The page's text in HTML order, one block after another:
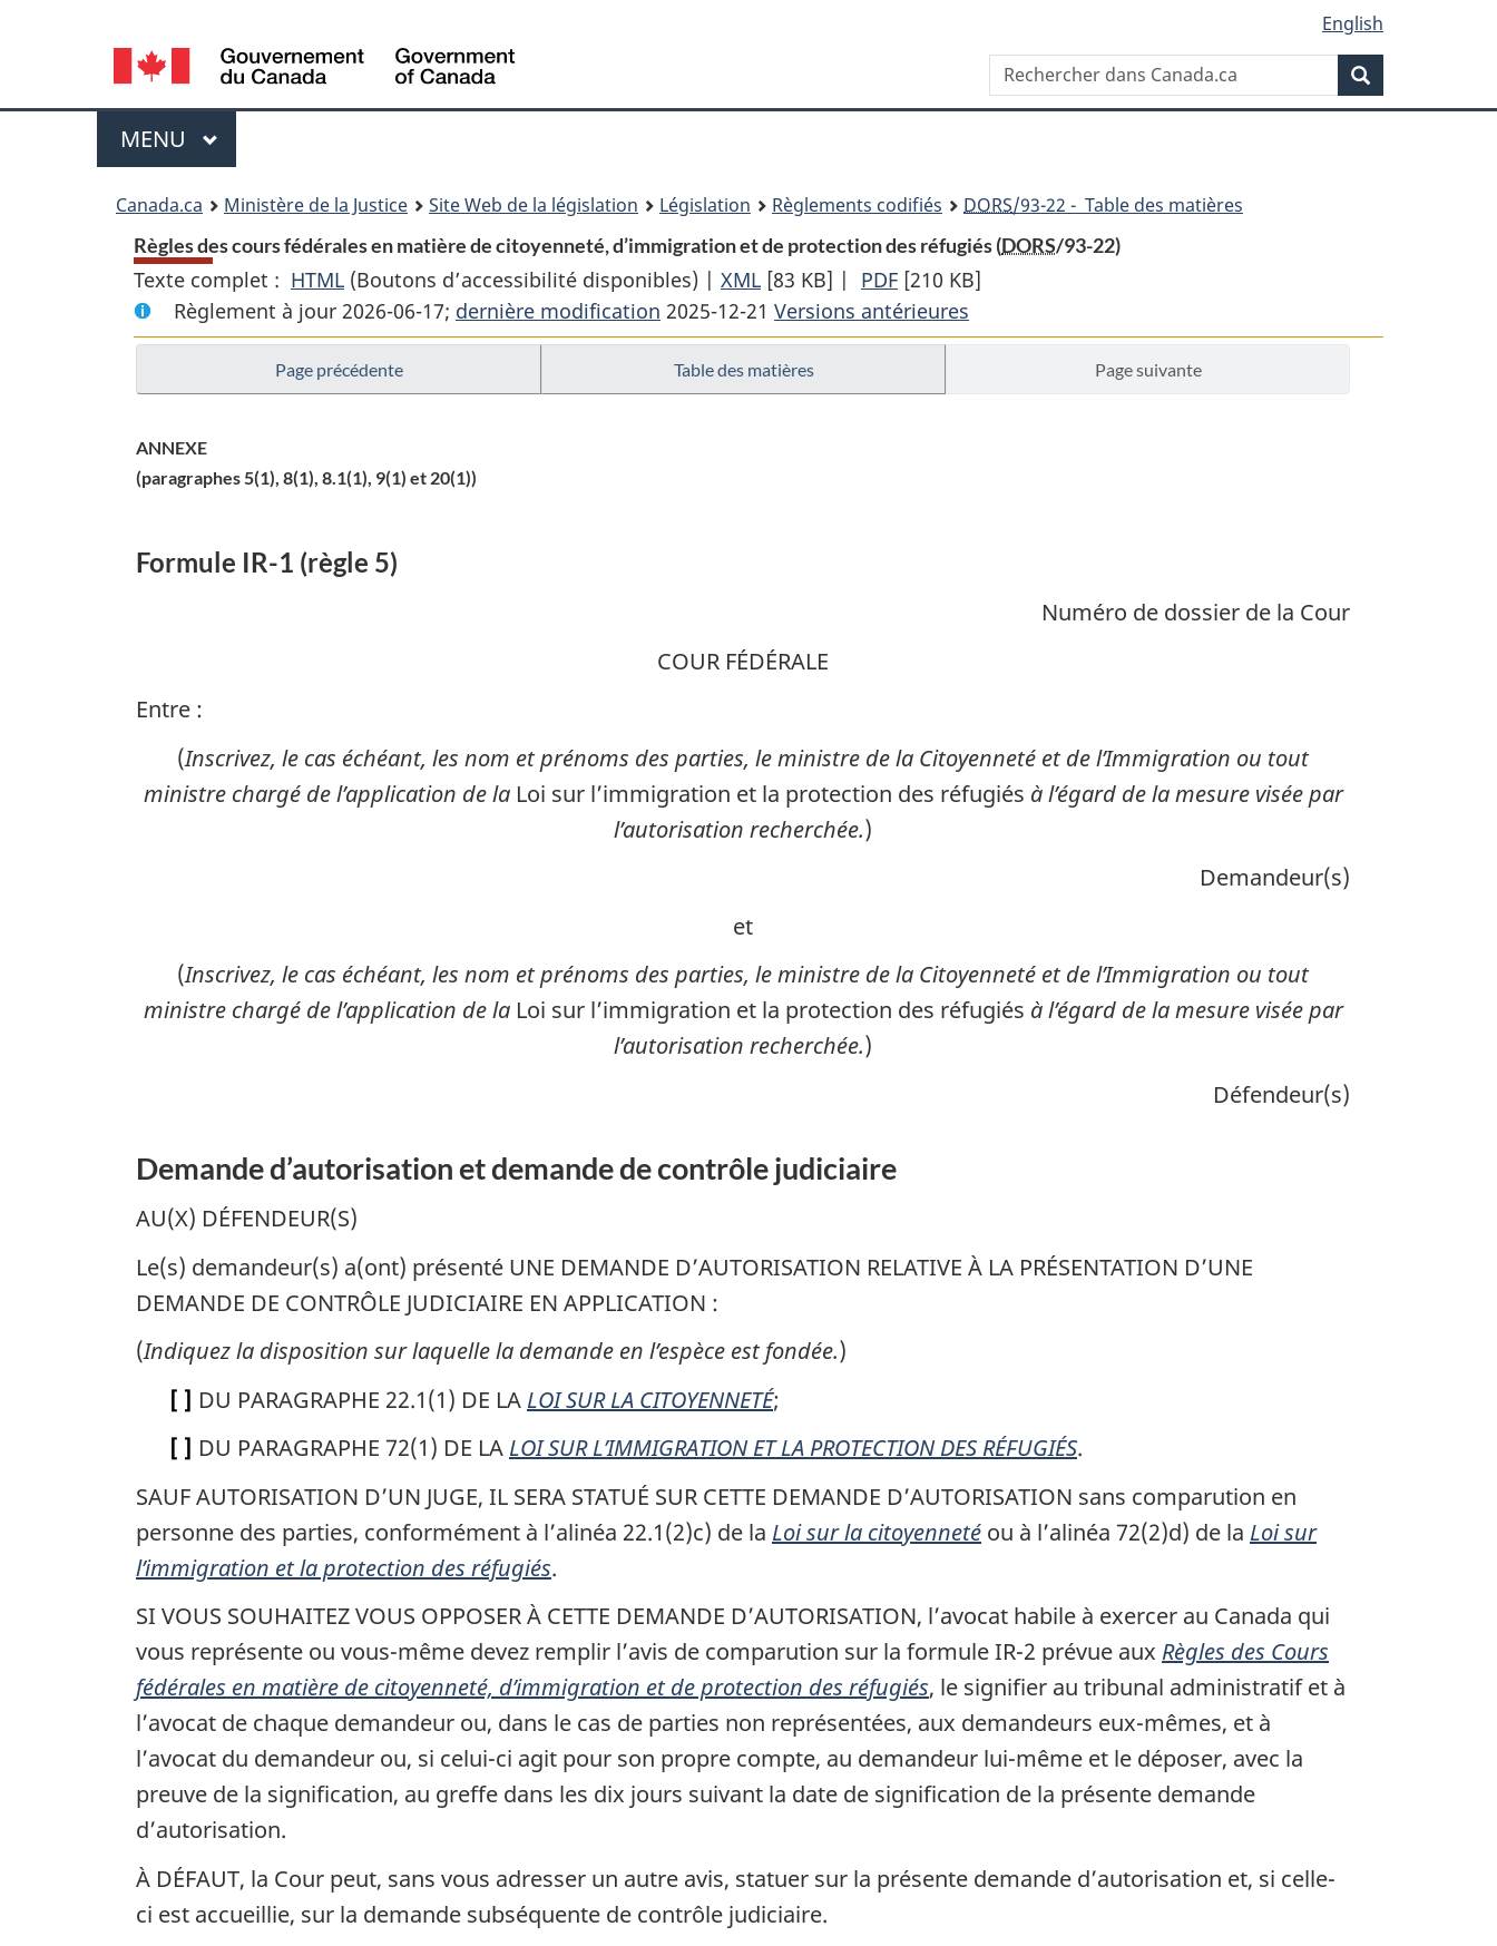
principal
À
site
version
Language
selection
English
Rechercher
dans
Canada.ca
Menu
MENU PRINCIPAL
Canada.ca Ministère de la Justice Site Web de la législation Législation Règlements codifiés DORS/93-22 - Table des matières
Règles des cours fédérales en matière de citoyenneté, d’immigration et de protection des réfugiés (DORS/93-22)
Texte complet : HTML Texte
complet
:
Règles
fédérales
de
des
réfugiés
(Boutons d’accessibilité disponibles) | XML Texte
complet
:
Règles
et
des
réfugiés
[83 KB] | PDF Texte
complet
:
des
réfugiés
[210 KB]
Règlement à jour 2026-06-17; dernière modification 2025-12-21 Versions antérieures
Page précédente Table des matières Page suivante
ANNEXE
(paragraphes 5(1), 8(1), 8.1(1), 9(1) et 20(1))
Formule IR-1 (règle 5)
Numéro de dossier de la Cour
COUR FÉDÉRALE
Entre :
(Inscrivez, le cas échéant, les nom et prénoms des parties, le ministre de la Citoyenneté et de l’Immigration ou tout
ministre chargé de l’application de laLoi sur l’immigration et la protection des réfugiés à l’égard de la mesure visée par
l’autorisation recherchée.)
Demandeur(s)
et
(Inscrivez, le cas échéant, les nom et prénoms des parties, le ministre de la Citoyenneté et de l’Immigration ou tout
ministre chargé de l’application de laLoi sur l’immigration et la protection des réfugiés à l’égard de la mesure visée par
l’autorisation recherchée.)
Défendeur(s)
Demande d’autorisation et demande de contrôle judiciaire
AU(X) DÉFENDEUR(S)
Le(s) demandeur(s) a(ont) présenté UNE DEMANDE D’AUTORISATION RELATIVE À LA PRÉSENTATION D’UNE
DEMANDE DE CONTRÔLE JUDICIAIRE EN APPLICATION :
(Indiquez la disposition sur laquelle la demande en l’espèce est fondée.)
[ ] DU PARAGRAPHE 22.1(1) DE LA LOI SUR LA CITOYENNETÉ;
[ ] DU PARAGRAPHE 72(1) DE LA LOI SUR L’IMMIGRATION ET LA PROTECTION DES RÉFUGIÉS.
SAUF AUTORISATION D’UN JUGE, IL SERA STATUÉ SUR CETTE DEMANDE D’AUTORISATION sans comparution en
personne des parties, conformément à l’alinéa 22.1(2)c) de la Loi sur la citoyenneté ou à l’alinéa 72(2)d) de la Loi sur
l’immigration et la protection des réfugiés.
SI VOUS SOUHAITEZ VOUS OPPOSER À CETTE DEMANDE D’AUTORISATION, l’avocat habile à exercer au Canada qui
vous représente ou vous-même devez remplir l’avis de comparution sur la formule IR-2 prévue aux Règles des Cours
fédérales en matière de citoyenneté, d’immigration et de protection des réfugiés, le signifier au tribunal administratif et à
l’avocat de chaque demandeur ou, dans le cas de parties non représentées, aux demandeurs eux-mêmes, et à
l’avocat du demandeur ou, si celui-ci agit pour son propre compte, au demandeur lui-même et le déposer, avec la
preuve de la signification, au greffe dans les dix jours suivant la date de signification de la présente demande
d’autorisation.
À DÉFAUT, la Cour peut, sans vous adresser un autre avis, statuer sur la présente demande d’autorisation et, si celle-
ci est accueillie, sur la demande subséquente de contrôle judiciaire.